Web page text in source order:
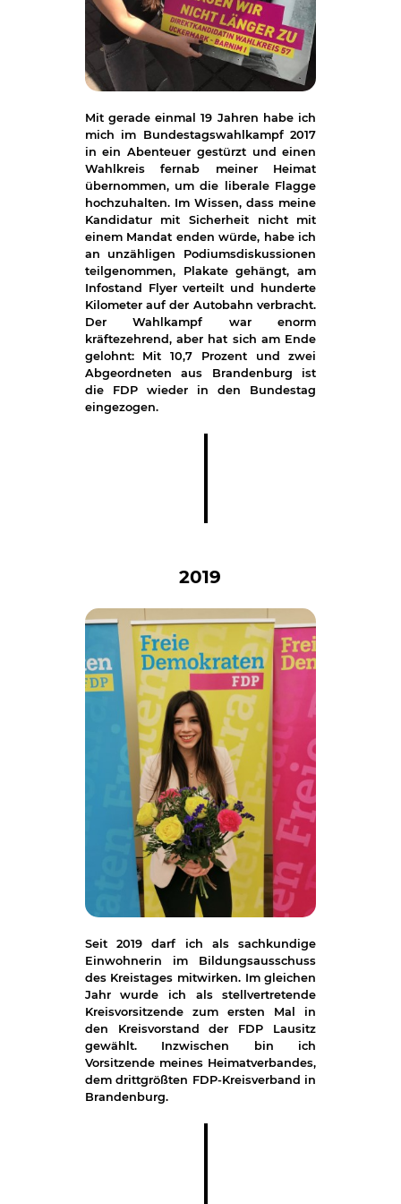
Mit gerade einmal 19 Jahren habe ich
mich im Bundestagswahlkampf 2017
in ein Abenteuer gestürzt und einen
Wahlkreis fernab meiner Heimat
übernommen, um die liberale Flagge
hochzuhalten. Im Wissen, dass meine
Kandidatur mit Sicherheit nicht mit
einem Mandat enden würde, habe ich
an unzähligen Podiumsdiskussionen
teilgenommen, Plakate gehängt, am
Infostand Flyer verteilt und hunderte
Kilometer auf der Autobahn verbracht.
Der Wahlkampf war enorm
kräftezehrend, aber hat sich am Ende
gelohnt: Mit 10,7 Prozent und zwei
Abgeordneten aus Brandenburg ist
die FDP wieder in den Bundestag
eingezogen.
2019
Seit 2019 darf ich als sachkundige
Einwohnerin im Bildungsausschuss
des Kreistages mitwirken. Im gleichen
Jahr wurde ich als stellvertretende
Kreisvorsitzende zum ersten Mal in
den Kreisvorstand der FDP Lausitz
gewählt. Inzwischen bin ich
Vorsitzende meines Heimatverbandes,
dem drittgrößten FDP-Kreisverband in
Brandenburg.